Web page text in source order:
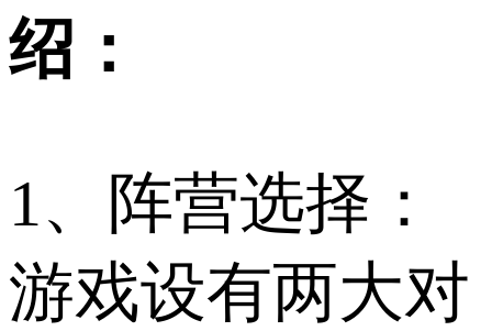
绍：
1、阵营选择：
游戏设有两大对